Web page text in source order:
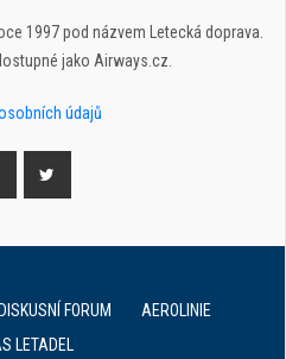
1997 pod názvem Letecká doprava.
jako Airways.cz.
údajů
DISKUSNÍ FORUM
AEROLINIE
LETADEL